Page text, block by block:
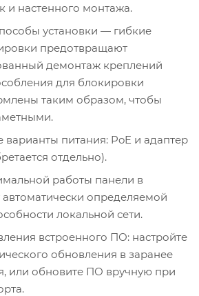
и настенного монтажа.
установки — гибкие
предотвращают
демонтаж креплений
для блокировки
таким образом, чтобы
питания: PoE и адаптер
отдельно).
работы панели в
автоматически определяемой
локальной сети.
встроенного ПО: настройте
обновления в заранее
или обновите ПО вручную при